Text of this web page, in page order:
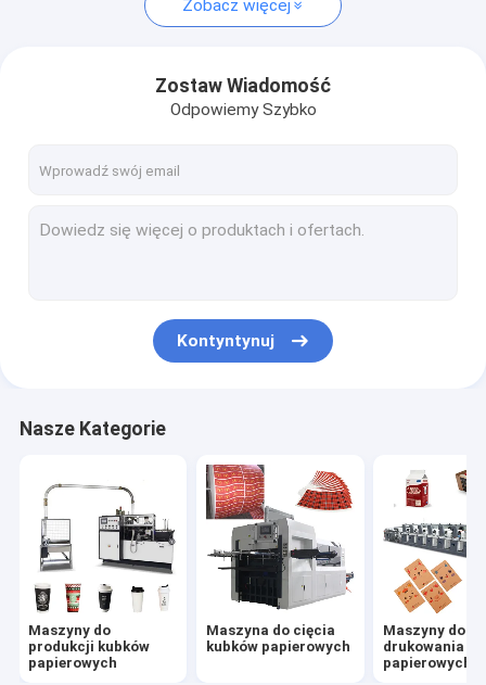
Maszyna do cięcia kubków papierowych
Papierowe pudełko na lunch
Maszyna do pakowania kubków papierowych
Maszyny do produkcji płyt papierowych
Maszyny do cięcia papieru
Maszyna do pokrywek kubków
Surowiec do kubków papierowych
Zobacz więcej
Zostaw Wiadomość
Odpowiemy Szybko
Kontyntynuj
Nasze Kategorie
Maszyny do
produkcji kubków
papierowych
Maszyna do cięcia
kubków papierowych
Maszyny do
drukowania
papierowych